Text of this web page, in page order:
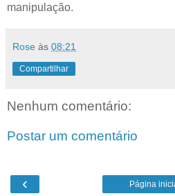
manipulação.
Rose às 08:21
Compartilhar
Nenhum comentário:
Postar um comentário
‹ Página